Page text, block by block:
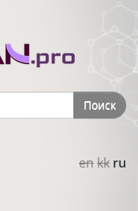
Поиск
enkk ru